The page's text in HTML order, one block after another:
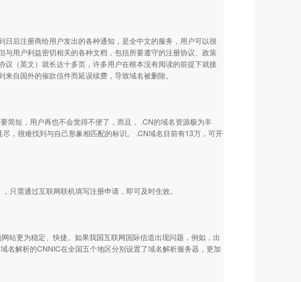
后注册商给用户发出的各种通知，是全中文的服务，用户可以很
用户利益密切相关的各种文档，包括所要遵守的注册协议、政策
（英文）就长达十多页，许多用户在根本没有阅读的前提下就接
自国外的催款信件而延误续费，导致域名被删除。
短，用户再也不会觉得不便了，而且， .CN的域名资源极为丰
，很难找到与自己形象相匹配的标识。 .CN域名目前有13万，可开
需通过互联网联机填写注册申请，即可及时生效。
更为稳定、快捷。如果我国互联网国际信道出现问题，例如，出
名解析的CNNIC在全国五个地区分别设置了域名解析服务器，更加